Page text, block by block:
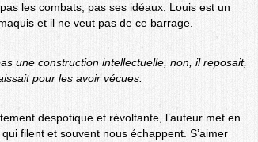
les combats, pas ses idéaux. Louis est un
et il ne veut pas de ce barrage.
une construction intellectuelle, non, il reposait,
pour les avoir vécues.
despotique et révoltante, l’auteur met en
filent et souvent nous échappent. S’aimer